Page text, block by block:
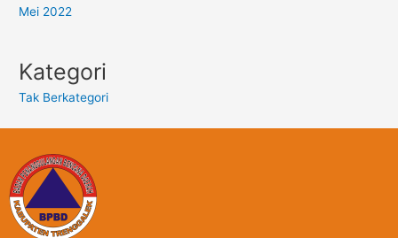
Mei 2022
Kategori
Tak Berkategori